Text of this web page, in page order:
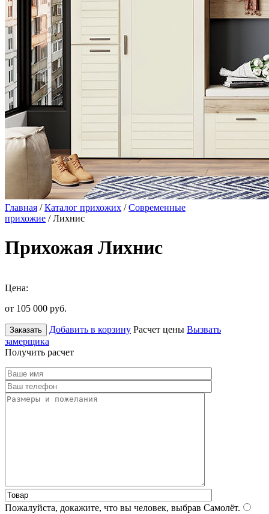
Главная /Каталог прихожих /Современные
прихожие / Лихнис
Прихожая Лихнис
Цена:
от 105 000 руб.
Заказать Добавить в корзину Расчет цены Вызвать
замерщика
Получить расчет
Пожалуйста, докажите, что вы человек, выбрав Самолёт.